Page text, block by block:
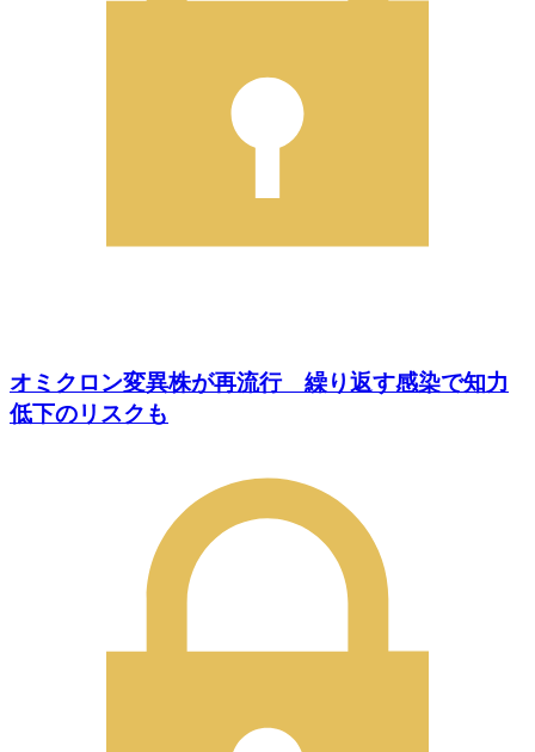
オミクロン変異株が再流行 繰り返す感染で知力
低下のリスクも